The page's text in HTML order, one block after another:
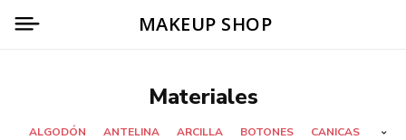
MAKEUP SHOP
Materiales
ALGODÓN ANTELINA ARCILLA BOTONES CANICAS